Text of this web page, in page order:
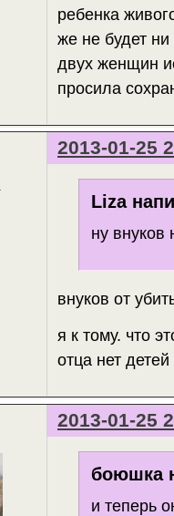
ребенка
же не будет
двух женщин
просила
2013-01-25
Liza
ну внуков
внуков от
я к тому. что
отца нет
2013-01-25
боюшка
и теперь